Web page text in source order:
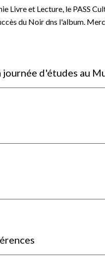
Livre et Lecture, le PASS
du Noir dns l'album.
journée d'études au